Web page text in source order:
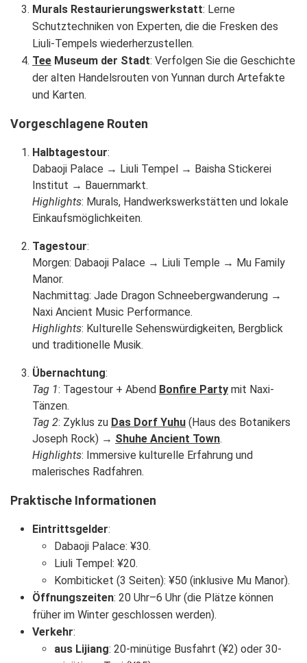
Murals Restaurierungswerkstatt: Lerne
Schutztechniken von Experten, die die Fresken des
Liuli-Tempels wiederherzustellen.
Tee Museum der Stadt: Verfolgen Sie die Geschichte
der alten Handelsrouten von Yunnan durch Artefakte
und Karten.
Vorgeschlagene Routen
Halbtagestour:
Dabaoji Palace → Liuli Tempel → Baisha Stickerei
Institut → Bauernmarkt.
Highlights: Murals, Handwerkswerkstätten und lokale
Einkaufsmöglichkeiten.
Tagestour:
Morgen: Dabaoji Palace → Liuli Temple → Mu Family
Manor.
Nachmittag: Jade Dragon Schneebergwanderung →
Naxi Ancient Music Performance.
Highlights: Kulturelle Sehenswürdigkeiten, Bergblick
und traditionelle Musik.
Übernachtung:
Tag 1: Tagestour + Abend Bonfire Party mit Naxi-
Tänzen.
Tag 2: Zyklus zu Das Dorf Yuhu (Haus des Botanikers
Joseph Rock) → Shuhe Ancient Town.
Highlights: Immersive kulturelle Erfahrung und
malerisches Radfahren.
Praktische Informationen
Eintrittsgelder:
Dabaoji Palace: ¥30.
Liuli Tempel: ¥20.
Kombiticket (3 Seiten): ¥50 (inklusive Mu Manor).
Öffnungszeiten: 20 Uhr–6 Uhr (die Plätze können
früher im Winter geschlossen werden).
Verkehr:
aus Lijiang: 20-minütige Busfahrt (¥2) oder 30-